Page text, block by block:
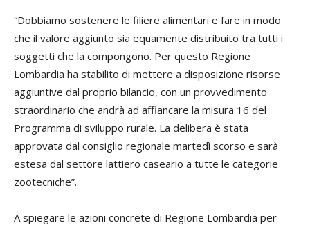
“Dobbiamo sostenere le filiere alimentari e fare in modo
che il valore aggiunto sia equamente distribuito tra tutti i
soggetti che la compongono. Per questo Regione
Lombardia ha stabilito di mettere a disposizione risorse
aggiuntive dal proprio bilancio, con un provvedimento
straordinario che andrà ad affiancare la misura 16 del
Programma di sviluppo rurale. La delibera è stata
approvata dal consiglio regionale martedì scorso e sarà
estesa dal settore lattiero caseario a tutte le categorie
zootecniche”.
A spiegare le azioni concrete di Regione Lombardia per